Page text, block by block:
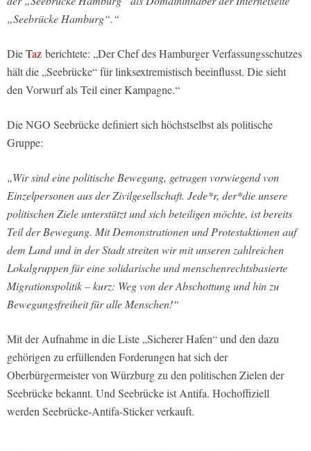
„Seebrücke Hamburg“.“
DieTaz berichtete: „Der Chef des Hamburger Verfassungsschutzes
hält die „Seebrücke“ für linksextremistisch beeinflusst. Die sieht
den Vorwurf als Teil einer Kampagne.“
Die NGO Seebrücke definiert sich höchstselbst als politische
Gruppe:
„Wir sind eine politische Bewegung, getragen vorwiegend von
Einzelpersonen aus der Zivilgesellschaft. Jede*r, der*die unsere
politischen Ziele unterstützt und sich beteiligen möchte, ist bereits
Teil der Bewegung. Mit Demonstrationen und Protestaktionen auf
dem Land und in der Stadt streiten wir mit unseren zahlreichen
Lokalgruppen für eine solidarische und menschenrechtsbasierte
Migrationspolitik – kurz: Weg von der Abschottung und hin zu
Bewegungsfreiheit für alle Menschen!“
Mit der Aufnahme in die Liste „Sicherer Hafen“ und den dazu
gehörigen zu erfüllenden Forderungen hat sich der
Oberbürgermeister von Würzburg zu den politischen Zielen der
Seebrücke bekannt. Und Seebrücke ist Antifa. Hochoffiziell
werden Seebrücke-Antifa-Sticker verkauft.